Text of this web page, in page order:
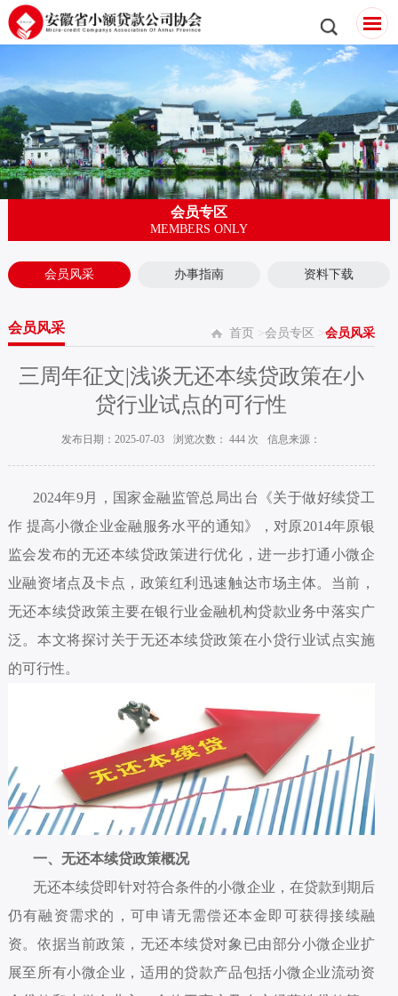
会员专区
MEMBERS ONLY
会员风采 办事指南 资料下载
首页 >会员专区 >会员风采
会员风采
三周年征文|浅谈无还本续贷政策在小
贷行业试点的可行性
发布日期：2025-07-03 浏览次数：444 次 信息来源：
2024年9月，国家金融监管总局出台《关于做好续贷工
作 提高小微企业金融服务水平的通知》，对原2014年原银
监会发布的无还本续贷政策进行优化，进一步打通小微企
业融资堵点及卡点，政策红利迅速触达市场主体。当前，
无还本续贷政策主要在银行业金融机构贷款业务中落实广
泛。本文将探讨关于无还本续贷政策在小贷行业试点实施
的可行性。
一、无还本续贷政策概况
无还本续贷即针对符合条件的小微企业，在贷款到期后
仍有融资需求的，可申请无需偿还本金即可获得接续融
资。依据当前政策，无还本续贷对象已由部分小微企业扩
展至所有小微企业，适用的贷款产品包括小微企业流动资